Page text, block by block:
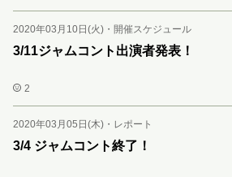
2020年03月10日(火) ・ 開催スケジュール
3/11ジャムコント出演者発表！
2
2020年03月05日(木) ・ レポート
3/4 ジャムコント終了！